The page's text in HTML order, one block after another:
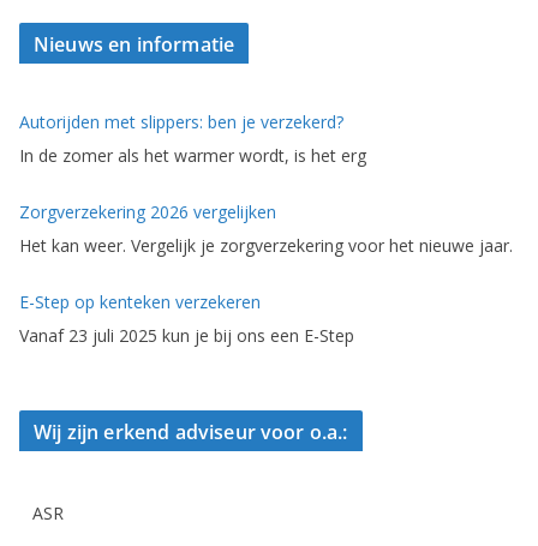
Nieuws en informatie
Autorijden met slippers: ben je verzekerd?
In de zomer als het warmer wordt, is het erg
Zorgverzekering 2026 vergelijken
Het kan weer. Vergelijk je zorgverzekering voor het nieuwe jaar.
E-Step op kenteken verzekeren
Vanaf 23 juli 2025 kun je bij ons een E-Step
Wij zijn erkend adviseur voor o.a.:
ASR